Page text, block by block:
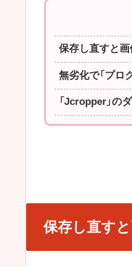
保存し直すと
無劣化で「プロ
「Jcropper」の
保存し直す